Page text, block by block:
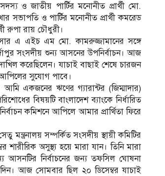
ও জাতীয় পার্টির মনোনীত প্রার্থী মো.
সভাপতি ও পার্টির মনোনীত প্রার্থী কমরেড
রুপা রায় চৌধুরী।
এ এইচ এম মো. কামরুজ্জামানের সঙ্গে
সংসদীয় শুন্য আসনের উপনির্বাচন। আজ
করেছিলেন। যাচাই বাছাই শেষে চারজন
আপিলের সুযোগ পাবে।
একজনের ঋণের গ্যারান্টর (জিম্মাদার)
বিষয়টি বাংলাদেশ ব্যাংকে নির্ধারিত
কমিশনে আপিলে আমার প্রার্থিতা ফিরে
সম্পর্কিত সংসদীয় স্থায়ী কমিটির
অসুস্থ্য হয়ে মারা যান। তিনি মারা
আসনটির নির্বাচনের জন্য তফসিল ঘোষনা
আজ সোমবার ছিল ২০ ডিসেম্বর যাচাই